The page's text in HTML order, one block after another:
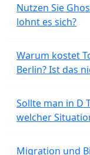
Nutzen Sie
lohnt es sich?
Warum kostet
Berlin? Ist das
Sollte man in D
welcher
Migration und